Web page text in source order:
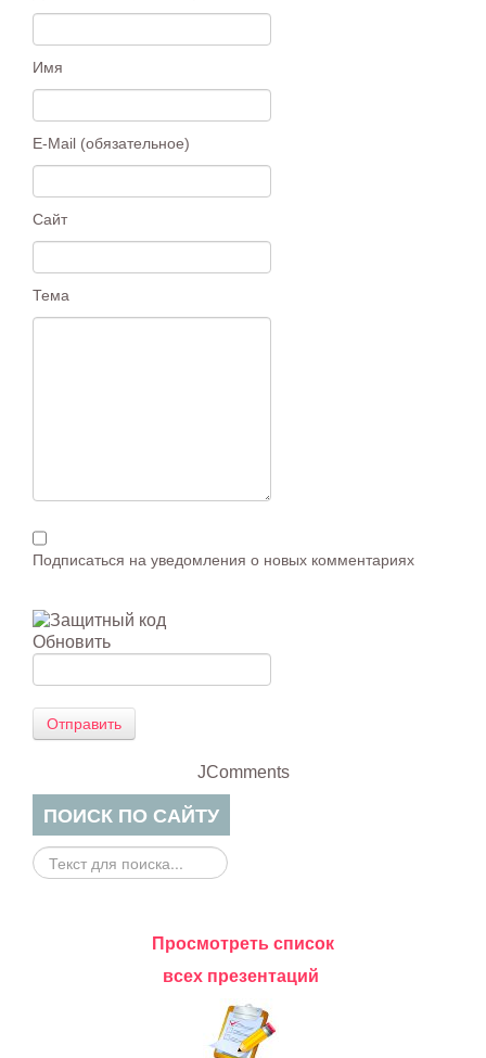
Имя
E-Mail (обязательное)
Сайт
Тема
Подписаться на уведомления о новых комментариях
Обновить
Отправить
JComments
ПОИСК ПО САЙТУ
Просмотреть список
всех презентаций